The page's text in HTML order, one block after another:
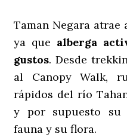
Taman Negara
ya que alberga
gustos. Desde
al Canopy Walk,
rápidos del río
y por supuesto su
fauna y su flora.